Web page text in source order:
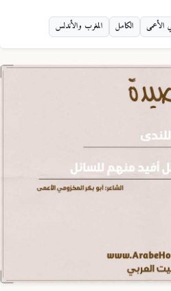
الكامل المغرب والأندلس